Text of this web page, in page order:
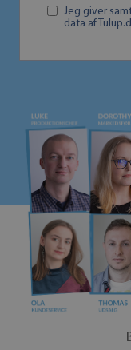
Jeg giver
data af